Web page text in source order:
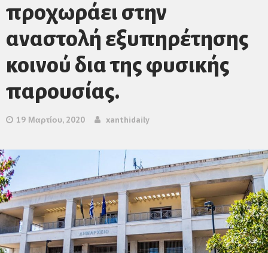
προχωράει στην
αναστολή εξυπηρέτησης
κοινού δια της φυσικής
παρουσίας.
19 Μαρτίου, 2020 xanthidaily